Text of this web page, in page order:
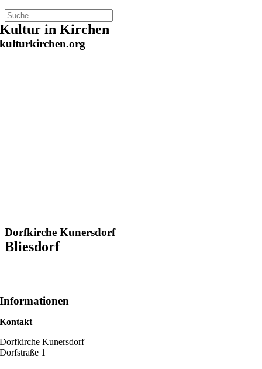
Zum
Inhalt
springen
Kultur in Kirchen
kulturkirchen.org
Dorfkirche Kunersdorf
Bliesdorf
Informationen
Kontakt
Dorfkirche Kunersdorf
Dorfstraße 1